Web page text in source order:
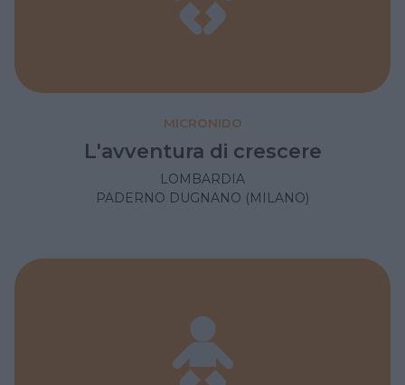
MICRONIDO
L'avventura di crescere
LOMBARDIA
PADERNO DUGNANO (MILANO)